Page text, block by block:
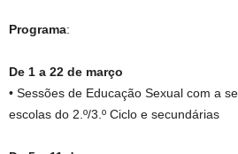
Programa:
De 1 a 22 de março
• Sessões de Educação Sexual com a
escolas do 2.º/3.º Ciclo e secundárias